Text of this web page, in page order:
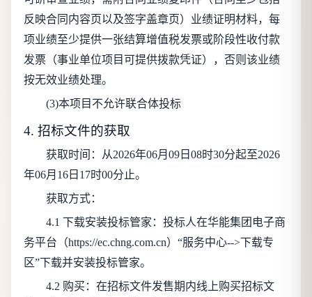
反映合同内容页以及签字盖章页）业绩证明材料，每
项业绩至少提供一张结算增值税发票或阶段性收付款
发票（事业单位项目可提供拨款凭证），否则该业绩
按无效业绩处理。
(3)本项目不允许联合体投标
4. 招标文件的获取
获取时间：从2026年06月09日08时30分起至2026
年06月16日17时00分止。
获取方式：
4.1 下载安装投标管家：投标人在华能集团电子商
务平台（https://ec.chng.com.cn）“服务中心-->下载专
区”下载并安装投标管家。
4.2 购买：在招标文件发售期内线上购买招标文